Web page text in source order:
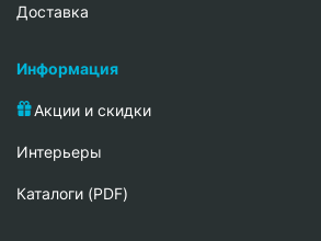
Доставка
Информация
Акции и скидки
Интерьеры
Каталоги (PDF)